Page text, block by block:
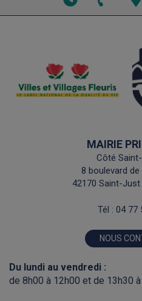
MAIRIE
Côté
8 boulevard
42170 Saint-
Tél : 04 77
NOUS
Du lundi au vendredi :
de 8h00 à 12h00 et de 13h30